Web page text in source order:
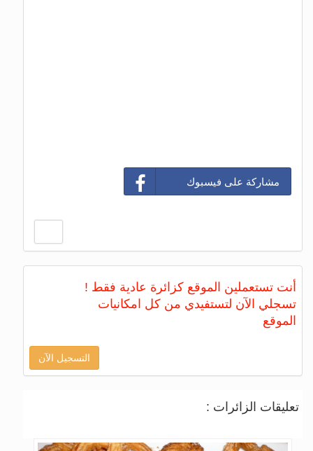
مشاركة على فيسبوك
أنت تستعملين الموقع كزائرة عادية فقط !
تسجلي الآن لتستفيدي من كل امكانيات
الموقع
التسجيل الآن
تعليقات الزائرات :